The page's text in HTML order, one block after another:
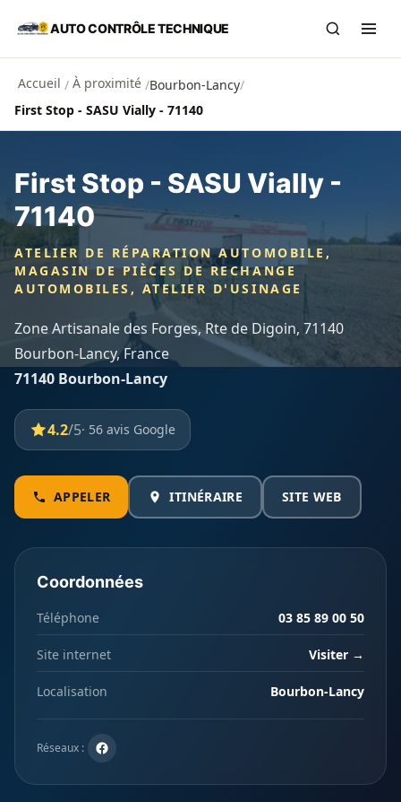
Aller au contenu principal
AUTO CONTRÔLE TECHNIQUE
Accueil / À proximité /Bourbon-Lancy/
First Stop - SASU Vially - 71140
First Stop - SASU Vially -
71140
ATELIER DE RÉPARATION AUTOMOBILE,
MAGASIN DE PIÈCES DE RECHANGE
AUTOMOBILES, ATELIER D'USINAGE
Zone Artisanale des Forges, Rte de Digoin, 71140
Bourbon-Lancy, France
71140 Bourbon-Lancy
4.2/5· 56 avis Google
APPELER ITINÉRAIRE SITE WEB
Coordonnées
Téléphone 03 85 89 00 50
Site internet Visiter →
Localisation Bourbon-Lancy
Réseaux :